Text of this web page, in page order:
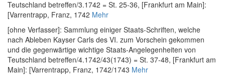
Teutschland betreffen/3.1742 = St. 25-36, [Frankfurt am Main]:
[Varrentrapp, Franz, 1742 Mehr
[ohne Verfasser]: Sammlung einiger Staats-Schriften, welche
nach Ableben Kayser Carls des VI. zum Vorschein gekommen
und die gegenwärtige wichtige Staats-Angelegenheiten von
Teutschland betreffen/4.1742/43(1743) = St. 37-48, [Frankfurt am
Main]: [Varrentrapp, Franz, 1742/1743 Mehr